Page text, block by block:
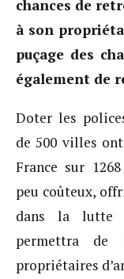
chances de
à son
puçage des
également de
Doter les
de 500 villes
France sur
peu coûteux,
dans la lutte
permettra de
propriétaires